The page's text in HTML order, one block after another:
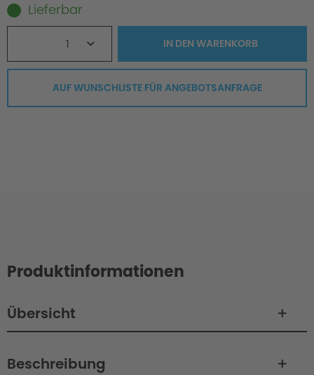
Lieferbar
1 IN DENWARENKORB
AUF WUNSCHLISTE FÜR ANGEBOTSANFRAGE
Produktinformationen
Übersicht
Beschreibung